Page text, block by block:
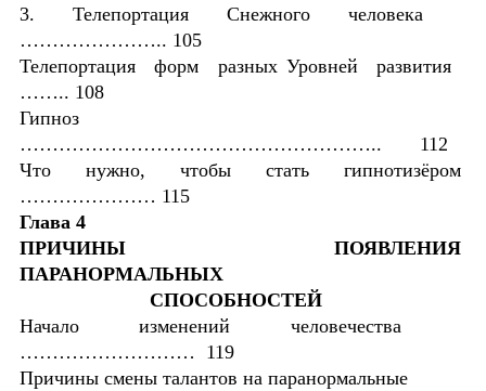
3. Телепортация Снежного человека
………………….. 105
Телепортация форм разных Уровней развития
…….. 108
Гипноз
……………………………………………….. 112
Что нужно, чтобы стать гипнотизёром
………………… 115
Глава 4
ПРИЧИНЫ ПОЯВЛЕНИЯ
ПАРАНОРМАЛЬНЫХ
СПОСОБНОСТЕЙ
Начало изменений человечества
……………………… 119
Причины смены талантов на паранормальные